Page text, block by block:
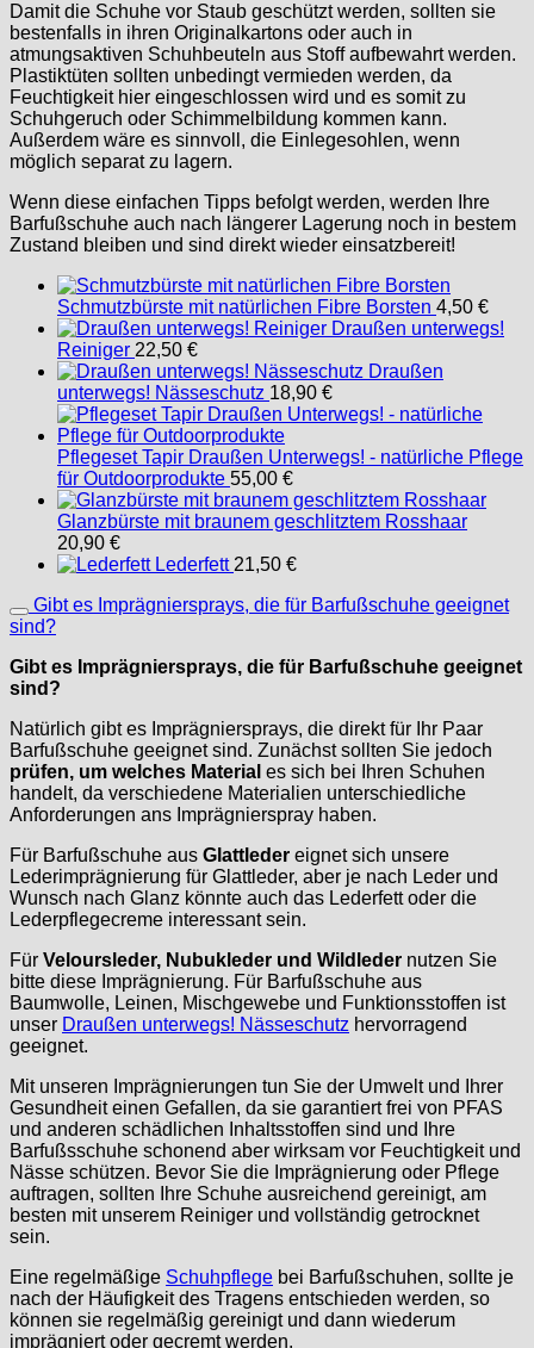
Damit die Schuhe vor Staub geschützt werden, sollten sie
bestenfalls in ihren Originalkartons oder auch in
atmungsaktiven Schuhbeuteln aus Stoff aufbewahrt werden.
Plastiktüten sollten unbedingt vermieden werden, da
Feuchtigkeit hier eingeschlossen wird und es somit zu
Schuhgeruch oder Schimmelbildung kommen kann.
Außerdem wäre es sinnvoll, die Einlegesohlen, wenn
möglich separat zu lagern.
Wenn diese einfachen Tipps befolgt werden, werden Ihre
Barfußschuhe auch nach längerer Lagerung noch in bestem
Zustand bleiben und sind direkt wieder einsatzbereit!
Schmutzbürste mit natürlichen Fibre Borsten 4,50 €
Draußen unterwegs!
Reiniger 22,50 €
Draußen
unterwegs! Nässeschutz 18,90 €
Pflegeset Tapir Draußen Unterwegs! - natürliche Pflege
für Outdoorprodukte 55,00 €
Glanzbürste mit braunem geschlitztem Rosshaar
20,90 €
Lederfett 21,50 €
Gibt es Imprägniersprays, die für Barfußschuhe geeignet
sind?
Gibt es Imprägniersprays, die für Barfußschuhe geeignet
sind?
Natürlich gibt es Imprägniersprays, die direkt für Ihr Paar
Barfußschuhe geeignet sind. Zunächst sollten Sie jedoch
prüfen, um welches Material es sich bei Ihren Schuhen
handelt, da verschiedene Materialien unterschiedliche
Anforderungen ans Imprägnierspray haben.
Für Barfußschuhe aus Glattleder eignet sich unsere
Lederimprägnierung für Glattleder, aber je nach Leder und
Wunsch nach Glanz könnte auch das Lederfett oder die
Lederpflegecreme interessant sein.
Für Veloursleder, Nubukleder und Wildleder nutzen Sie
bitte diese Imprägnierung. Für Barfußschuhe aus
Baumwolle, Leinen, Mischgewebe und Funktionsstoffen ist
unser Draußen unterwegs! Nässeschutz hervorragend
geeignet.
Mit unseren Imprägnierungen tun Sie der Umwelt und Ihrer
Gesundheit einen Gefallen, da sie garantiert frei von PFAS
und anderen schädlichen Inhaltsstoffen sind und Ihre
Barfußsschuhe schonend aber wirksam vor Feuchtigkeit und
Nässe schützen. Bevor Sie die Imprägnierung oder Pflege
auftragen, sollten Ihre Schuhe ausreichend gereinigt, am
besten mit unserem Reiniger und vollständig getrocknet
sein.
Eine regelmäßige Schuhpflege bei Barfußschuhen, sollte je
nach der Häufigkeit des Tragens entschieden werden, so
können sie regelmäßig gereinigt und dann wiederum
imprägniert oder gecremt werden.